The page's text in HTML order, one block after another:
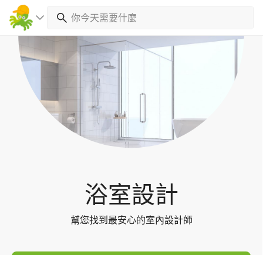
浴室設計
幫您找到最安心的室內設計師